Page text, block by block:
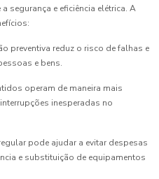
segurança e eficiência elétrica. A
preventiva reduz o risco de falhas e
e bens.
operam de maneira mais
inesperadas no
pode ajudar a evitar despesas
e substituição de equipamentos